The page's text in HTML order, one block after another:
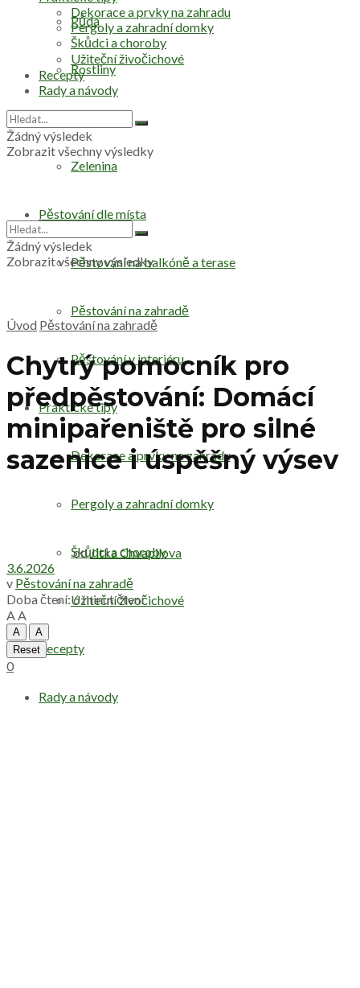
Půda
Rostliny
Zelenina
Pěstování dle místa
Pěstování na balkóně a terase
Pěstování na zahradě
Pěstování v interiéru
Praktické tipy
Dekorace a prvky na zahradu
Pergoly a zahradní domky
Škůdci a choroby
Užiteční živočichové
Recepty
Rady a návody
Dekorace a prvky na zahradu
Pergoly a zahradní domky
Škůdci a choroby
Užiteční živočichové
Recepty
Rady a návody
Žádný výsledek
Zobrazit všechny výsledky
Žádný výsledek
Zobrazit všechny výsledky
Úvod Pěstování na zahradě
Chytrý pomocník pro
předpěstování: Domácí
minipařeniště pro silné
sazenice i úspěšný výsev
odJitka Chvapilova
3.6.2026
v Pěstování na zahradě
Doba čtení: 6 minut čtení
AA
A
A
Reset
0